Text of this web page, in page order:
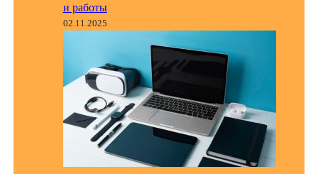
и работы
02.11.2025